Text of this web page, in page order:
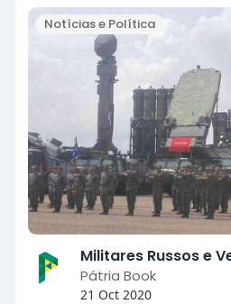
Notícias e Política
Pátria Book
21 Oct 2020